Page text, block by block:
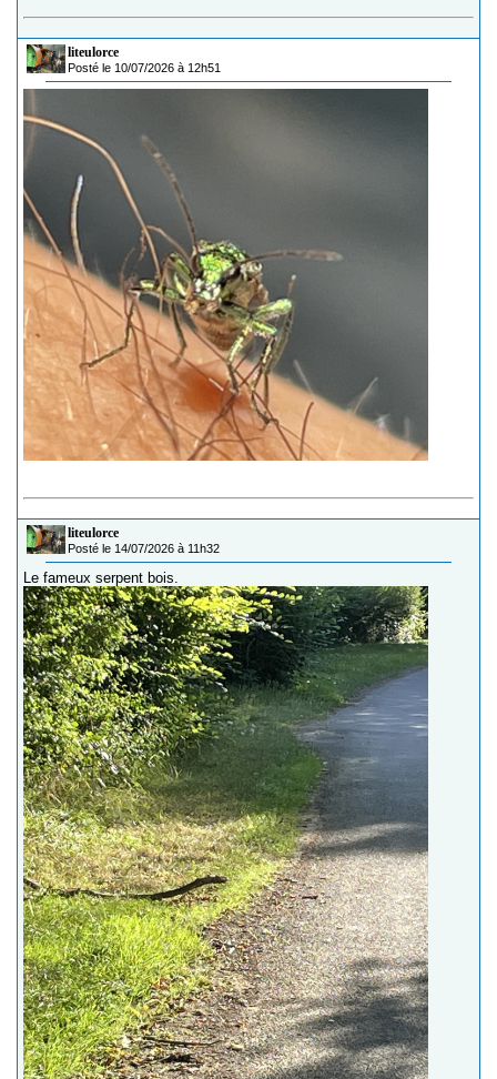
liteulorce
Posté le 10/07/2026 à 12h51
liteulorce
Posté le 14/07/2026 à 11h32
Le fameux serpent bois.